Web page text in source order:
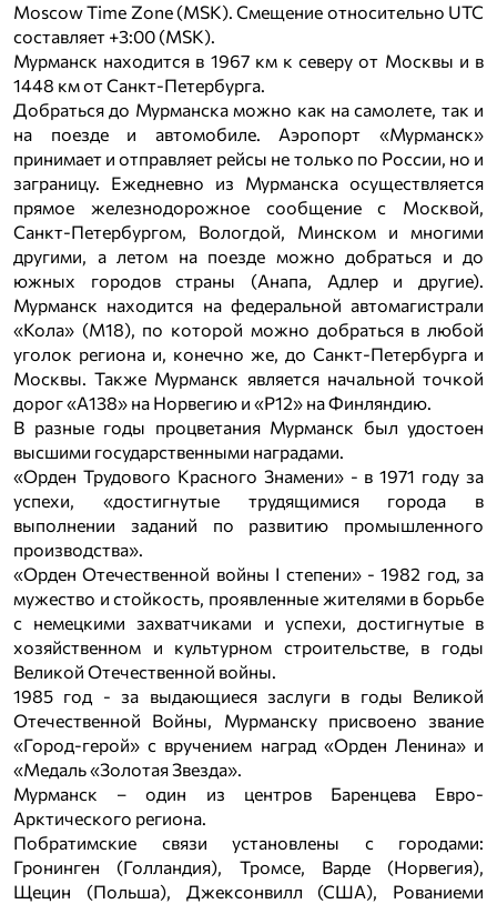
Moscow Time Zone (MSK). Смещение относительно UTC
составляет +3:00 (MSK).
Мурманск находится в 1967 км к северу от Москвы и в
1448 км от Санкт-Петербурга.
Добраться до Мурманска можно как на самолете, так и
на поезде и автомобиле. Аэропорт «Мурманск»
принимает и отправляет рейсы не только по России, но и
заграницу. Ежедневно из Мурманска осуществляется
прямое железнодорожное сообщение с Москвой,
Санкт-Петербургом, Вологдой, Минском и многими
другими, а летом на поезде можно добраться и до
южных городов страны (Анапа, Адлер и другие).
Мурманск находится на федеральной автомагистрали
«Кола» (М18), по которой можно добраться в любой
уголок региона и, конечно же, до Санкт-Петербурга и
Москвы. Также Мурманск является начальной точкой
дорог «А138» на Норвегию и «Р12» на Финляндию.
В разные годы процветания Мурманск был удостоен
высшими государственными наградами.
«Орден Трудового Красного Знамени» - в 1971 году за
успехи, «достигнутые трудящимися города в
выполнении заданий по развитию промышленного
производства».
«Орден Отечественной войны I степени» - 1982 год, за
мужество и стойкость, проявленные жителями в борьбе
с немецкими захватчиками и успехи, достигнутые в
хозяйственном и культурном строительстве, в годы
Великой Отечественной войны.
1985 год - за выдающиеся заслуги в годы Великой
Отечественной Войны, Мурманску присвоено звание
«Город-герой» с вручением наград «Орден Ленина» и
«Медаль «Золотая Звезда».
Мурманск – один из центров Баренцева Евро-
Арктического региона.
Побратимские связи установлены с городами:
Гронинген (Голландия), Тромсе, Варде (Норвегия),
Щецин (Польша), Джексонвилл (США), Рованиеми